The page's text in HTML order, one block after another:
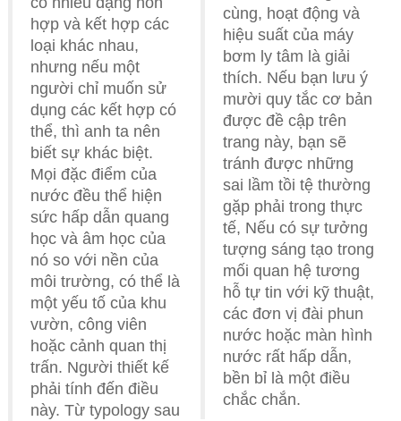
hợp và kết hợp các
loại khác nhau,
nhưng nếu một
người chỉ muốn sử
dụng các kết hợp có
thể, thì anh ta nên
biết sự khác biệt.
Mọi đặc điểm của
nước đều thể hiện
sức hấp dẫn quang
học và âm học của
nó so với nền của
môi trường, có thể là
một yếu tố của khu
vườn, công viên
hoặc cảnh quan thị
trấn. Người thiết kế
phải tính đến điều
này. Từ typology sau
cùng, hoạt động và
hiệu suất của máy
bơm ly tâm là giải
thích. Nếu bạn lưu ý
mười quy tắc cơ bản
được đề cập trên
trang này, bạn sẽ
tránh được những
sai lầm tồi tệ thường
gặp phải trong thực
tế, Nếu có sự tưởng
tượng sáng tạo trong
mối quan hệ tương
hỗ tự tin với kỹ thuật,
các đơn vị đài phun
nước hoặc màn hình
nước rất hấp dẫn,
bền bỉ là một điều
chắc chắn.